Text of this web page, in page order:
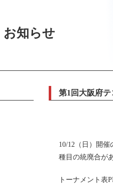
お知らせ
第1回大阪府
10/12（日）開
種目の統廃合が
トーナメント表